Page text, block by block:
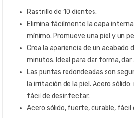
Rastrillo de 10 dientes.
Elimina fácilmente la capa
mínimo. Promueve una piel y un
Crea la apariencia de un acabado
minutos. Ideal para dar forma,
Las puntas redondeadas son
la irritación de la piel. Acero
fácil de desinfectar.
Acero sólido, fuerte, durable, fácil